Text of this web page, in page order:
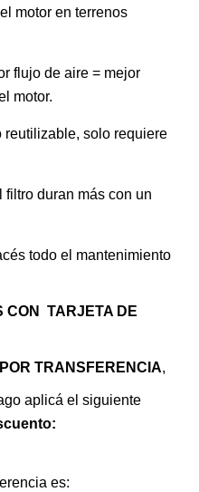
motor en terrenos
flujo de aire = mejor
motor.
reutilizable, solo requiere
filtro duran más con un
todo el mantenimiento
CON TARJETA DE
TRANSFERENCIA,
aplicá el siguiente
es: